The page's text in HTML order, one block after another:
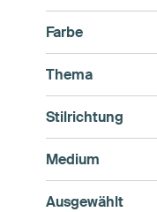
Farbe
Thema
Stilrichtung
Medium
Ausgewählt